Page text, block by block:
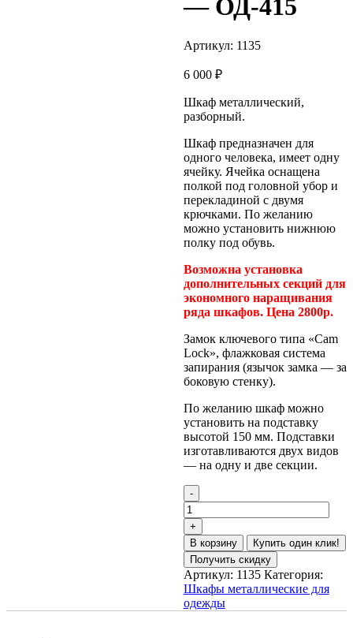
— ОД-415
Артикул: 1135
6 000 ₽
Шкаф металлический,
разборный.
Шкаф предназначен для
одного человека, имеет одну
ячейку. Ячейка оснащена
полкой под головной убор и
перекладиной с двумя
крючками. По желанию
можно установить нижнюю
полку под обувь.
Возможна установка
дополнительных секций для
экономного наращивания
ряда шкафов. Цена 2800р.
Замок ключевого типа «Cam
Lock», флажковая система
запирания (язычок замка — за
боковую стенку).
По желанию шкаф можно
установить на подставку
высотой 150 мм. Подставки
изготавливаются двух видов
— на одну и две секции.
В корзину
Купить один клик!
Получить скидку
Артикул: 1135 Категория:
Шкафы металлические для
одежды